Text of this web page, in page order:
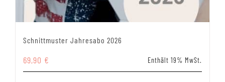
Schnittmuster Jahresabo 2026
69,90 € Enthält 19% MwSt.